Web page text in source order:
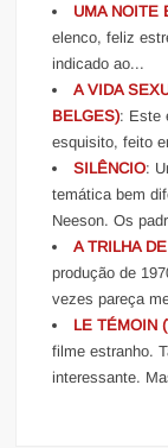
UMA NOITE
elenco, feliz
indicado ao...
A VIDA
BELGES): Este
esquisito, feito
SILÊNCIO:
temática bem
Neeson. Os
A TRILHA
produção de
vezes pareça
LE TÉMOIN
filme estranho.
interessante.